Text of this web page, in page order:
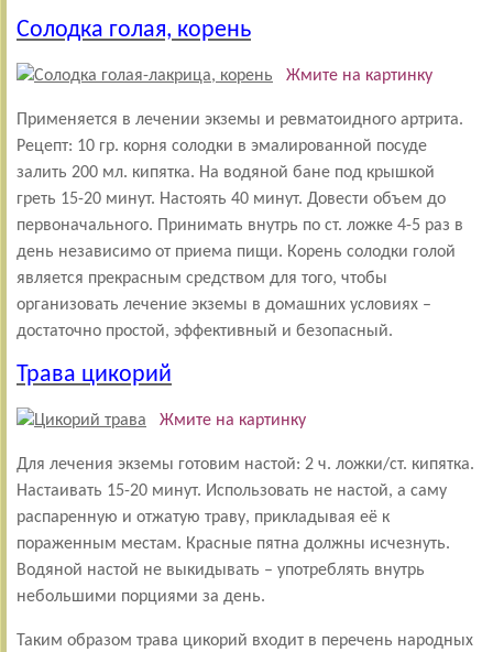
Солодка голая, корень
Жмите на картинку
Применяется в лечении экземы и ревматоидного артрита.
Рецепт: 10 гр. корня солодки в эмалированной посуде
залить 200 мл. кипятка. На водяной бане под крышкой
греть 15-20 минут. Настоять 40 минут. Довести объем до
первоначального. Принимать внутрь по ст. ложке 4-5 раз в
день независимо от приема пищи. Корень солодки голой
является прекрасным средством для того, чтобы
организовать лечение экземы в домашних условиях –
достаточно простой, эффективный и безопасный.
Трава цикорий
Жмите на картинку
Для лечения экземы готовим настой: 2 ч. ложки/ст. кипятка.
Настаивать 15-20 минут. Использовать не настой, а саму
распаренную и отжатую траву, прикладывая её к
пораженным местам. Красные пятна должны исчезнуть.
Водяной настой не выкидывать – употреблять внутрь
небольшими порциями за день.
Таким образом трава цикорий входит в перечень народных